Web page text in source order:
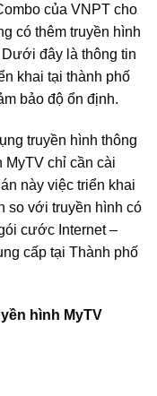
của VNPT cho
có thêm truyền hình
đây là thông tin
khai tại thành phố
bảo độ ổn định.
truyền hình thông
MyTV chỉ cần cài
này việc triển khai
so với truyền hình có
cước Internet –
cấp tại Thành phố
hình MyTV